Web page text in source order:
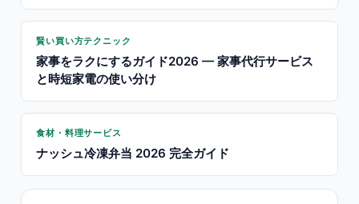
賢い買い方テクニック
家事をラクにするガイド2026 — 家事代行サービス
と時短家電の使い分け
食材・料理サービス
ナッシュ冷凍弁当 2026 完全ガイド